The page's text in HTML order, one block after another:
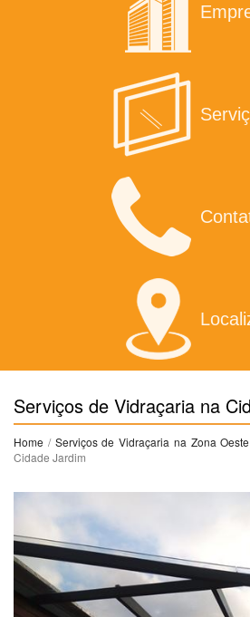
Serviços de Vidraçaria na
Home / Serviços de Vidraçaria na Zona Oeste
Cidade Jardim